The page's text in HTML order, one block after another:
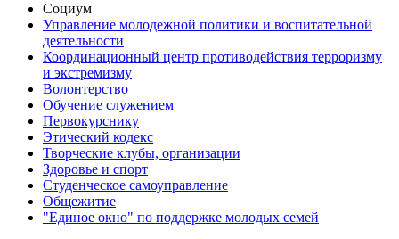
Социум
Управление молодежной политики и воспитательной
деятельности
Координационный центр противодействия терроризму
и экстремизму
Волонтерство
Обучение служением
Первокурснику
Этический кодекс
Творческие клубы, организации
Здоровье и спорт
Студенческое самоуправление
Общежитие
"Единое окно" по поддержке молодых семей